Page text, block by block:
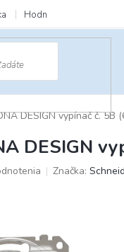
Hodnotenie obchodu
DESIGN vypínač č. 5B
DESIGN
Značka: